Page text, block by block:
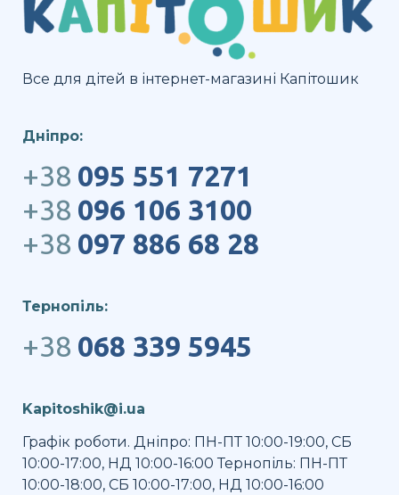
Все для дітей в інтернет-магазині Капітошик
Дніпро:
+38 095 551 7271
+38 096 106 3100
+38 097 886 68 28
Тернопіль:
+38 068 339 5945
Kapitoshik@i.ua
Графік роботи. Дніпро: ПН-ПТ 10:00-19:00, СБ
10:00-17:00, НД 10:00-16:00 Тернопіль: ПН-ПТ
10:00-18:00, СБ 10:00-17:00, НД 10:00-16:00